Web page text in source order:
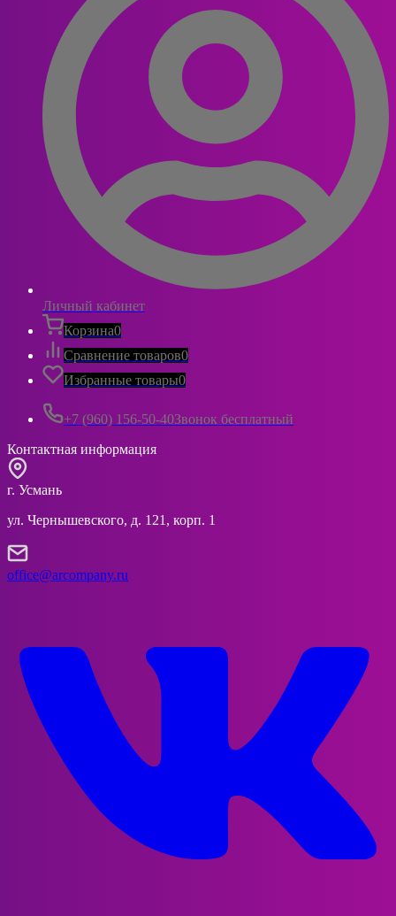
Личный кабинет
Корзина0
Сравнение товаров0
Избранные товары0
+7 (960) 156-50-40Звонок бесплатный
Контактная информация
г. Усмань
ул. Чернышевского, д. 121, корп. 1
office@arcompany.ru